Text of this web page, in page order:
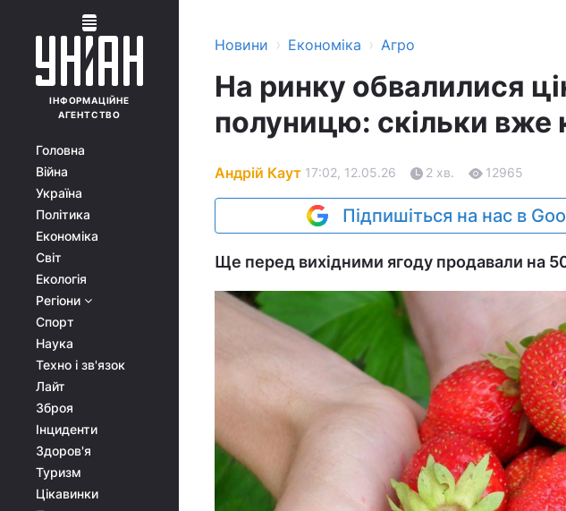
ІНФОРМАЦІЙНЕ
АГЕНТСТВО
Головна
Війна
Україна
Політика
Економіка
Світ
Екологія
Регіони
Спорт
Наука
Техно і зв'язок
Лайт
Зброя
Інциденти
Здоров'я
Туризм
Цікавинки
Новини › Економіка › Агро
На ринку обвалилися
полуницю: скільки вже
Андрій Каут 17:02, 12.05.26 2 хв. 12965
Підпишіться на нас в
Ще перед вихідними ягоду продавали на